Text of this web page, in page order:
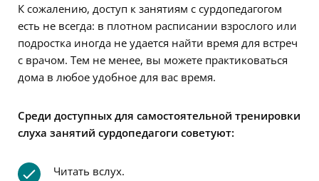
К сожалению, доступ к занятиям с сурдопедагогом
есть не всегда: в плотном расписании взрослого или
подростка иногда не удается найти время для встреч
с врачом. Тем не менее, вы можете практиковаться
дома в любое удобное для вас время.
Среди доступных для самостоятельной тренировки
слуха занятий сурдопедагоги советуют:
Читать вслух.